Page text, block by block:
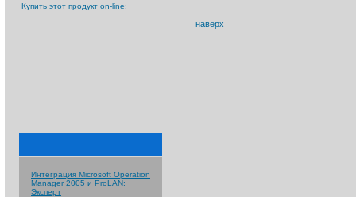
Купить этот продукт on-line:
- Интеграция Microsoft Operation
Manager 2005 и ProLAN:
Эксперт
наверх